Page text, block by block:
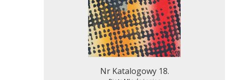
Nr Katalogowy 18.